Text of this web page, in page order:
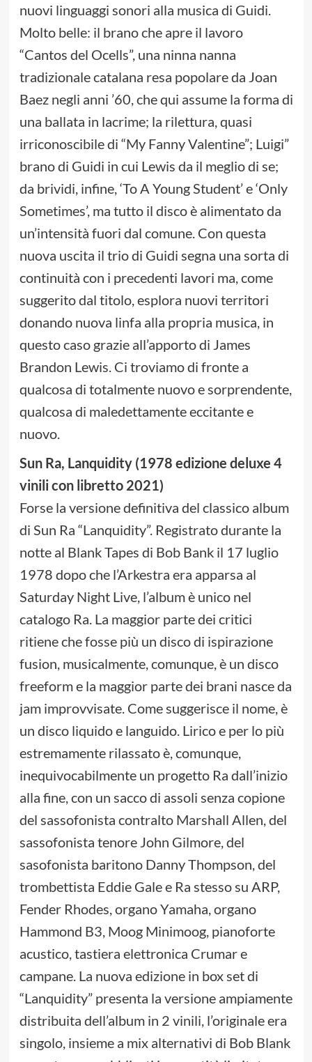
nuovi linguaggi sonori alla musica di Guidi.
Molto belle: il brano che apre il lavoro
“Cantos del Ocells”, una ninna nanna
tradizionale catalana resa popolare da Joan
Baez negli anni ’60, che qui assume la forma di
una ballata in lacrime; la rilettura, quasi
irriconoscibile di “My Fanny Valentine”; Luigi”
brano di Guidi in cui Lewis da il meglio di se;
da brividi, infine, ‘To A Young Student’ e ‘Only
Sometimes’, ma tutto il disco è alimentato da
un’intensità fuori dal comune. Con questa
nuova uscita il trio di Guidi segna una sorta di
continuità con i precedenti lavori ma, come
suggerito dal titolo, esplora nuovi territori
donando nuova linfa alla propria musica, in
questo caso grazie all’apporto di James
Brandon Lewis. Ci troviamo di fronte a
qualcosa di totalmente nuovo e sorprendente,
qualcosa di maledettamente eccitante e
nuovo.
Sun Ra, Lanquidity (1978 edizione deluxe 4
vinili con libretto 2021)
Forse la versione definitiva del classico album
di Sun Ra “Lanquidity”. Registrato durante la
notte al Blank Tapes di Bob Bank il 17 luglio
1978 dopo che l’Arkestra era apparsa al
Saturday Night Live, l’album è unico nel
catalogo Ra. La maggior parte dei critici
ritiene che fosse più un disco di ispirazione
fusion, musicalmente, comunque, è un disco
freeform e la maggior parte dei brani nasce da
jam improvvisate. Come suggerisce il nome, è
un disco liquido e languido. Lirico e per lo più
estremamente rilassato è, comunque,
inequivocabilmente un progetto Ra dall’inizio
alla fine, con un sacco di assoli senza copione
del sassofonista contralto Marshall Allen, del
sassofonista tenore John Gilmore, del
sasofonista baritono Danny Thompson, del
trombettista Eddie Gale e Ra stesso su ARP,
Fender Rhodes, organo Yamaha, organo
Hammond B3, Moog Minimoog, pianoforte
acustico, tastiera elettronica Crumar e
campane. La nuova edizione in box set di
“Lanquidity” presenta la versione ampiamente
distribuita dell’album in 2 vinili, l’originale era
singolo, insieme a mix alternativi di Bob Blank